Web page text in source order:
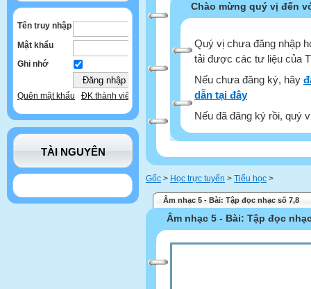
Tên truy nhập
Mật khẩu
Ghi nhớ
Quên mật khẩu ĐK thành viên
TÀI NGUYÊN
Chào mừng quý vị đến
Quý vị chưa đăng nhập
tải được các tư liệu của
Nếu chưa đăng ký, hãy
dẫn tại đây
Nếu đã đăng ký rồi, quý
Gốc > Học trực tuyến > Tiểu học >
Âm nhạc 5 - Bài: Tập đọc nhạc số 7,8
Âm nhạc 5 - Bài: Tập đọc